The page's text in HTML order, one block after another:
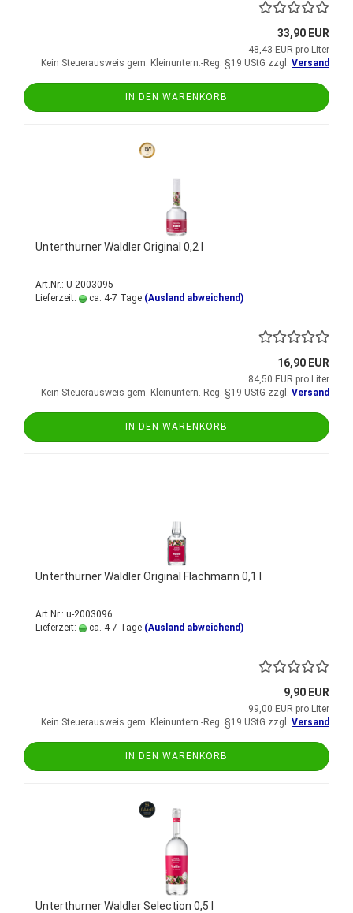
33,90 EUR
48,43 EUR pro Liter
Kein Steuerausweis gem. Kleinuntern.-Reg. §19 UStG zzgl. Versand
IN DEN WARENKORB
Unterthurner Waldler Original 0,2 l
Art.Nr.: U-2003095
Lieferzeit:
ca. 4-7 Tage (Ausland abweichend)
16,90 EUR
84,50 EUR pro Liter
Kein Steuerausweis gem. Kleinuntern.-Reg. §19 UStG zzgl. Versand
IN DEN WARENKORB
Unterthurner Waldler Original Flachmann 0,1 l
Art.Nr.: u-2003096
Lieferzeit:
ca. 4-7 Tage (Ausland abweichend)
9,90 EUR
99,00 EUR pro Liter
Kein Steuerausweis gem. Kleinuntern.-Reg. §19 UStG zzgl. Versand
IN DEN WARENKORB
Unterthurner Waldler Selection 0,5 l